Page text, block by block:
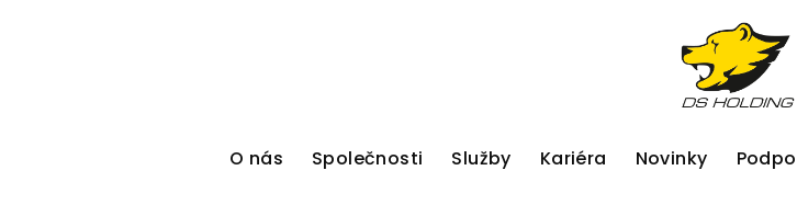
O nás Společnosti Služby Kariéra Novinky